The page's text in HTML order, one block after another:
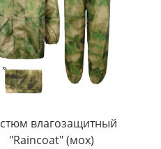
влагозащитный
"Raincoat" (мох)